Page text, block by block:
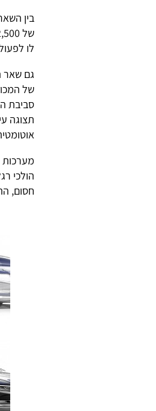
בין
לו לפעול
גם שאר
של המכונית
סביבת
תצוגה
מערכות
הולכי
חסום,